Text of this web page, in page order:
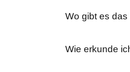
Wo gibt es
Wie erkunde